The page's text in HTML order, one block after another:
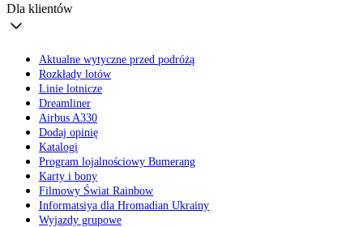
Dla klientów
Aktualne wytyczne przed podróżą
Rozkłady lotów
Linie lotnicze
Dreamliner
Airbus A330
Dodaj opinię
Katalogi
Program lojalnościowy Bumerang
Karty i bony
Filmowy Świat Rainbow
Informatsiya dla Hromadian Ukrainy
Wyjazdy grupowe